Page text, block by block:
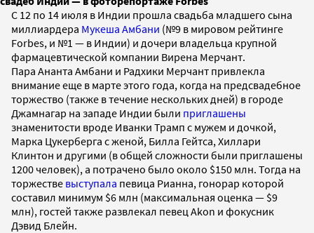
С 12 по 14 июля в Индии прошла свадьба младшего сына
миллиардера Мукеша Амбани (№9 в мировом рейтинге
Forbes, и №1 — в Индии) и дочери владельца крупной
фармацевтической компании Вирена Мерчант.
Пара Ананта Амбани и Радхики Мерчант привлекла
внимание еще в марте этого года, когда на предсвадебное
торжество (также в течение нескольких дней) в городе
Джамнагар на западе Индии были приглашены
знаменитости вроде Иванки Трамп с мужем и дочкой,
Марка Цукерберга с женой, Билла Гейтса, Хиллари
Клинтон и другими (в общей сложности были приглашены
1200 человек), а потрачено было около $150 млн. Тогда на
торжестве выступала певица Рианна, гонорар которой
составил минимум $6 млн (максимальная оценка — $9
млн), гостей также развлекал певец Akon и фокусник
Дэвид Блейн.